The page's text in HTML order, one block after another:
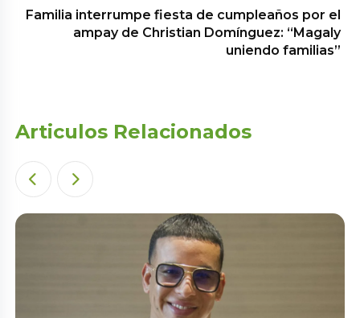
Familia interrumpe fiesta de cumpleaños por el
ampay de Christian Domínguez: “Magaly
uniendo familias”
Articulos Relacionados